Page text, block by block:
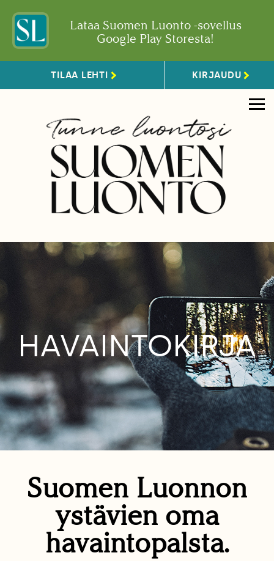
Lataa Suomen Luonto -sovellus
Google Play Storesta!
TILAA LEHTI KIRJAUDU
HAVAINTOKIRJA
Suomen Luonnon
ystävien oma
havaintopalsta.